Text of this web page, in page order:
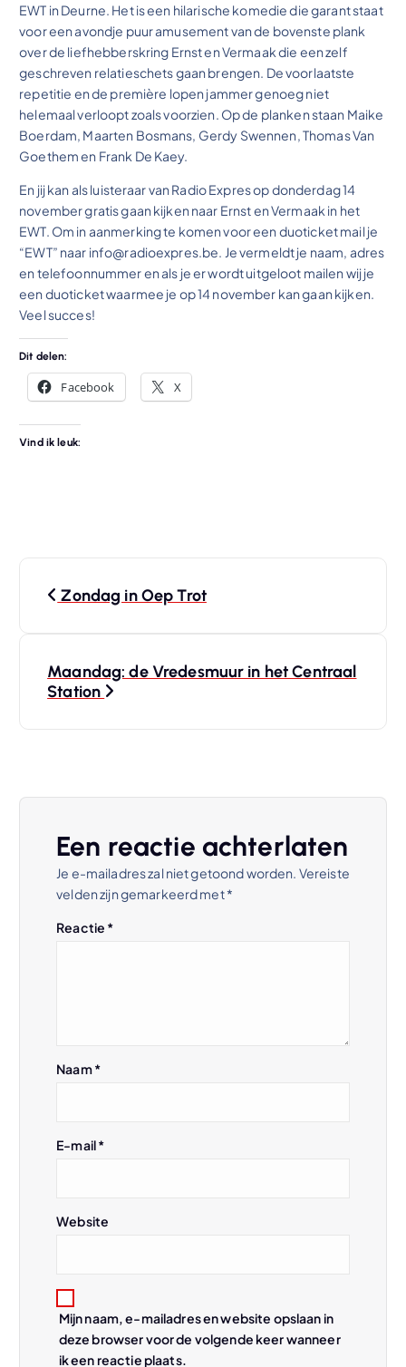
EWT in Deurne. Het is een hilarische komedie die garant staat
voor een avondje puur amusement van de bovenste plank
over de liefhebberskring Ernst en Vermaak die een zelf
geschreven relatieschets gaan brengen. De voorlaatste
repetitie en de première lopen jammer genoeg niet
helemaal verloopt zoals voorzien. Op de planken staan Maike
Boerdam, Maarten Bosmans, Gerdy Swennen, Thomas Van
Goethem en Frank De Kaey.
En jij kan als luisteraar van Radio Expres op donderdag 14
november gratis gaan kijken naar Ernst en Vermaak in het
EWT. Om in aanmerking te komen voor een duoticket mail je
“EWT” naar info@radioexpres.be. Je vermeldt je naam, adres
en telefoonnummer en als je er wordt uitgeloot mailen wij je
een duoticket waarmee je op 14 november kan gaan kijken.
Veel succes!
Dit delen:
Facebook X
Vind ik leuk:
h
Zondag in Oep Trot
Maandag: de Vredesmuur in het Centraal
Station
Een reactie achterlaten
Je e-mailadres zal niet getoond worden. Vereiste
velden zijn gemarkeerd met*
Reactie *
Naam*
E-mail*
Website
Mijn naam, e-mailadres en website opslaan in
deze browser voor de volgende keer wanneer
ik een reactie plaats.